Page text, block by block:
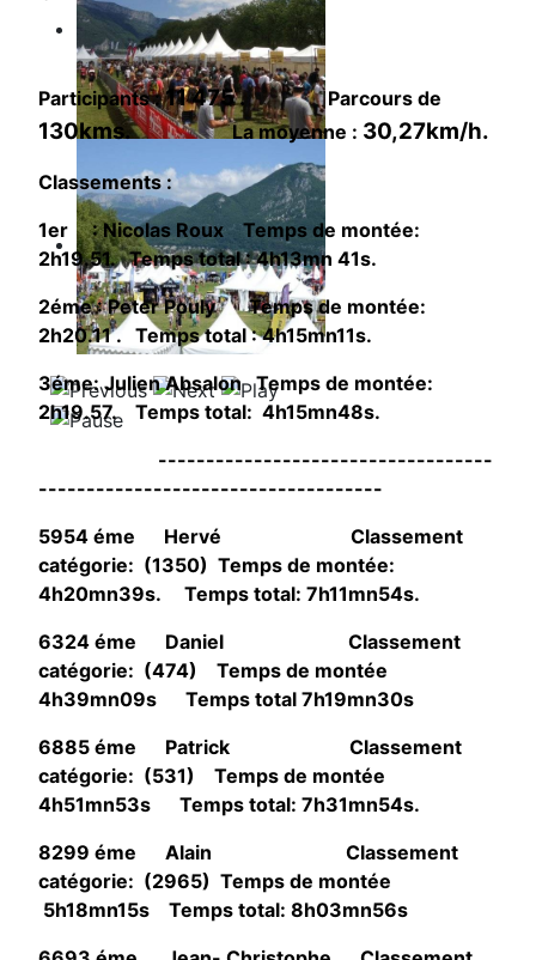
Participants :11 475 .Parcours de
130kms.La moyenne : 30,27km/h.
Classements :
1er : Nicolas Roux Temps de montée:
2h19.51. Temps total : 4h13mn 41s.
2éme : Peter Pouly Temps de montée:
2h20.11 . Temps total : 4h15mn11s.
3éme: Julien Absalon Temps de montée:
2h19.57. Temps total: 4h15mn48s.
-----------------------------------
------------------------------------
5954 éme Hervé Classement
catégorie: (1350) Temps de montée:
4h20mn39s. Temps total: 7h11mn54s.
6324 éme Daniel Classement
catégorie: (474) Temps de montée
4h39mn09s Temps total 7h19mn30s
6885 éme Patrick Classement
catégorie: (531) Temps de montée
4h51mn53s Temps total: 7h31mn54s.
8299 éme Alain Classement
catégorie: (2965) Temps de montée
5h18mn15s Temps total: 8h03mn56s